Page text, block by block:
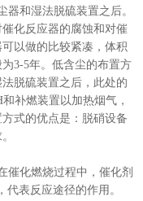
和湿法脱硫装置之后。
化反应器的腐蚀和对催
以做的比较紧凑，体积
3-5年。低含尘的布置方
脱硫装置之后，此处的
补燃装置以加热烟气，
式的优点是：脱硝设备
催化燃烧过程中，催化剂
代表反应途径的作用。